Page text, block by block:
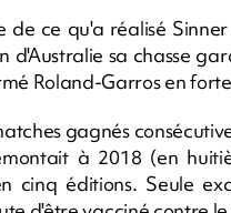
de ce qu'a réalisé
d'Australie sa chasse
Roland-Garros en
gagnés
à 2018 (en
cinq éditions. Seule